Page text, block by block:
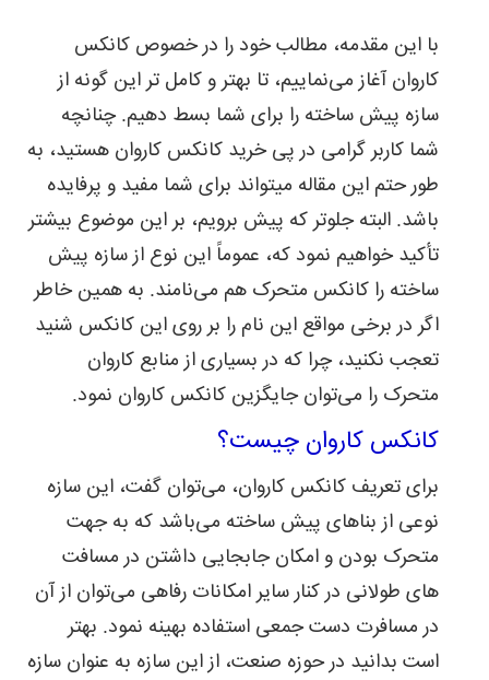
معنی
آن
است،
مفهوم
هم
مسیر
شدن
که
افراد
حرکت
هستند.
با این مقدمه، مطالب خود را در خصوص کانکس
کاروان آغاز می‌نماییم، تا بهتر و کامل تر این گونه از
سازه پیش ساخته را برای شما بسط دهیم. چنانچه
شما کاربر گرامی در پی خرید کانکس کاروان هستید، به
طور حتم این مقاله می‎تواند برای شما مفید و پرفایده
باشد. البته جلوتر که پیش برویم، بر این موضوع بیشتر
تأکید خواهیم نمود که، عموماً این نوع از سازه پیش
ساخته را کانکس متحرک هم می‌نامند. به همین خاطر
اگر در برخی مواقع این نام را بر روی این کانکس شنید
تعجب نکنید، چرا که در بسیاری از منابع کاروان
متحرک را می‌توان جایگزین کانکس کاروان نمود.
کانکس کاروان چیست؟
برای تعریف کانکس کاروان، می‌توان گفت، این سازه
نوعی از بناهای پیش ساخته می‌باشد که به جهت
متحرک بودن و امکان جابجایی داشتن در مسافت
های طولانی در کنار سایر امکانات رفاهی می‌توان از آن
در مسافرت دست جمعی استفاده بهینه نمود. بهتر
است بدانید در حوزه صنعت، از این سازه به عنوان سازه